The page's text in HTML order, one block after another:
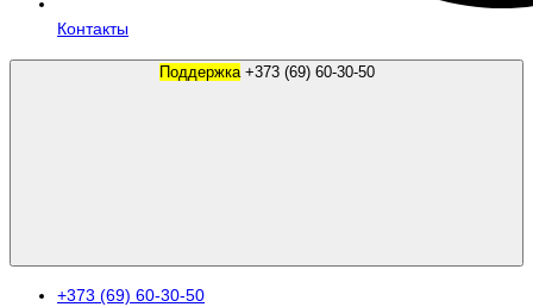
Контакты
Поддержка +373 (69) 60-30-50
+373 (69) 60-30-50